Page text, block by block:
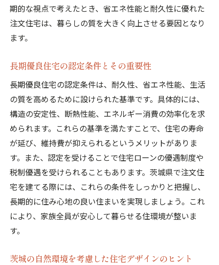
家族の要望をまとめるワークショップの活
用
決断に役立つ住宅展示場の見学ポイント
完成後の満足度を左右する品質管理の重要
性
茨城県での長期優良住宅選びで重要なエコ性能
のチェックポイント
エネルギー効率を高める断熱材の選び方
省エネ家電と太陽光発電の導入効果
水資源を大切にする雨水利用システム
自然採光を活かした窓配置の工夫
空調負荷を軽減する緑のカーテンの活用法
期的な視点で考えたとき、省エネ性能と耐久性に優れた
注文住宅は、暮らしの質を大きく向上させる要因となり
ます。
長期優良住宅の認定条件とその重要性
長期優良住宅の認定条件は、耐久性、省エネ性能、生活
の質を高めるために設けられた基準です。具体的には、
構造の安定性、断熱性能、エネルギー消費の効率化を求
められます。これらの基準を満たすことで、住宅の寿命
が延び、維持費が抑えられるというメリットがありま
す。また、認定を受けることで住宅ローンの優遇制度や
税制優遇を受けられることもあります。茨城県で注文住
宅を建てる際には、これらの条件をしっかりと把握し、
長期的に住み心地の良い住まいを実現しましょう。これ
により、家族全員が安心して暮らせる住環境が整いま
す。
茨城の自然環境を考慮した住宅デザインのヒント